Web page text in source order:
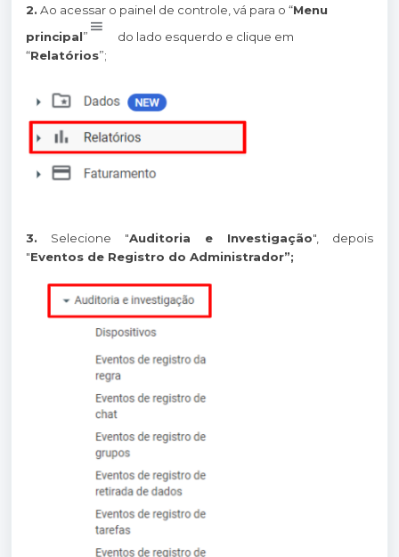
2. Ao acessar o painel de controle, vá para o “Menu
principal”
do lado esquerdo e clique em
“Relatórios”;
3. Selecione "Auditoria e Investigação", depois
"Eventos de Registro do Administrador”;